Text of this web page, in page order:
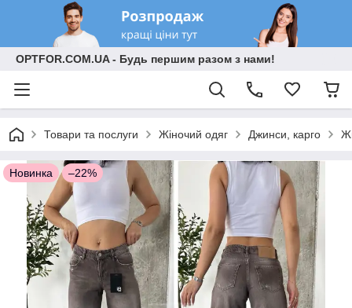
OPTFOR.COM.UA - Будь першим разом з нами!
Товари та послуги Жіночий одяг Джинси, карго
Новинка –22%